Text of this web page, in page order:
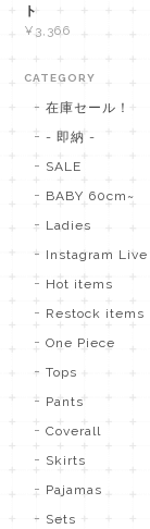
ト
¥3,366
CATEGORY
在庫セール！
- 即納 -
SALE
BABY 60cm~
Ladies
Instagram Live
Hot items
Restock items
One Piece
Tops
Pants
Coverall
Skirts
Pajamas
Sets